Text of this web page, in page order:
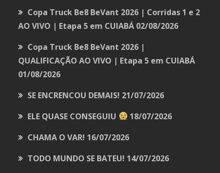
Copa Truck Be8 BeVant 2026 | Corridas 1 e 2
AO VIVO | Etapa 5 em CUIABÁ 02/08/2026
Copa Truck Be8 BeVant 2026 |
QUALIFICAÇÃO AO VIVO | Etapa 5 em CUIABÁ
01/08/2026
SE ENCRENCOU DEMAIS! 21/07/2026
ELE QUASE CONSEGUIU
18/07/2026
CHAMA O VAR! 16/07/2026
TODO MUNDO SE BATEU! 14/07/2026